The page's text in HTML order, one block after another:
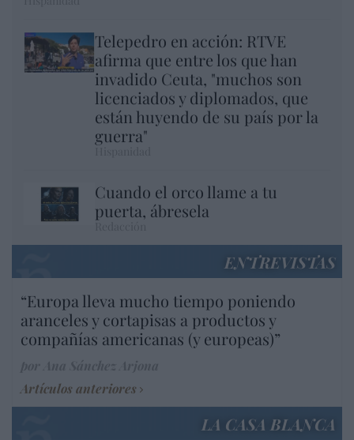
Telepedro en acción: RTVE
afirma que entre los que han
invadido Ceuta, "muchos son
licenciados y diplomados, que
están huyendo de su país por la
guerra"
Cuando el orco llame a tu
puerta, ábresela
ENTREVISTAS
“Europa lleva mucho tiempo poniendo
aranceles y cortapisas a productos y
compañías americanas (y europeas)”
Artículos anteriores
LA CASA BLANCA